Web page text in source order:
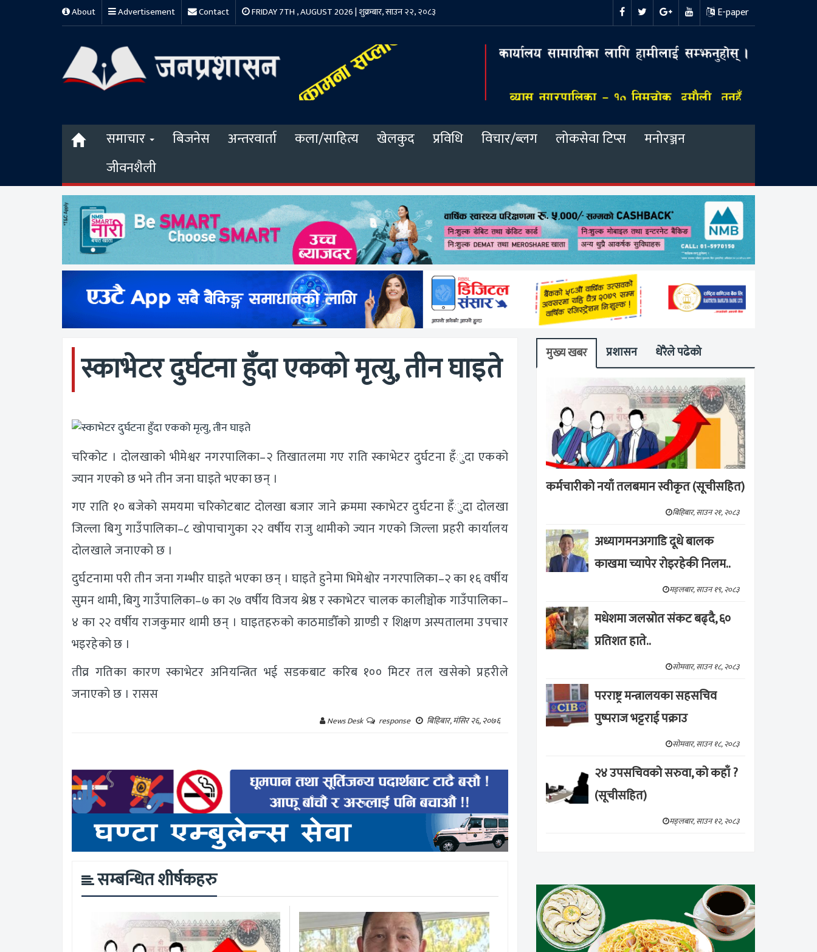
About Advertisement Contact FRIDAY 7TH , AUGUST 2026 | शुक्रबार, साउन २२, २०८३ E-paper
समाचार बिजनेस अन्तरवार्ता कला/साहित्य खेलकुद प्रविधि विचार/ब्लग लोकसेवा टिप्स
मनोरञ्जन
जीवनशैली
स्काभेटर दुर्घटना हुँदा एकको मृत्यु, तीन घाइते
चरिकोट । दोलखाको भीमेश्वर नगरपालिका–२ तिखातलमा गए राति स्काभेटर दुर्घटना हँुदा एकको
ज्यान गएको छ भने तीन जना घाइते भएका छन् ।
गए राति १० बजेको समयमा चरिकोटबाट दोलखा बजार जाने क्रममा स्काभेटर दुर्घटना हँुदा दोलखा
जिल्ला बिगु गाउँपालिका–८ खोपाचागुका २२ वर्षीय राजु थामीको ज्यान गएको जिल्ला प्रहरी कार्यालय
दोलखाले जनाएको छ ।
दुर्घटनामा परी तीन जना गम्भीर घाइते भएका छन् । घाइते हुनेमा भिमेश्वोर नगरपालिका–२ का १६ वर्षीय
सुमन थामी, बिगु गाउँपालिका–७ का २७ वर्षीय विजय श्रेष्ठ र स्काभेटर चालक कालीञ्चोक गाउँपालिका–
४ का २२ वर्षीय राजकुमार थामी छन् । घाइतहरुको काठमाडौँको ग्राण्डी र शिक्षण अस्पतालमा उपचार
भइरहेको छ ।
तीव्र गतिका कारण स्काभेटर अनियन्त्रित भई सडकबाट करिब १०० मिटर तल खसेको प्रहरीले
जनाएको छ । रासस
News Desk response बिहिबार, मंसिर २६, २०७६
सम्बन्धित शीर्षकहरु
मुख्य खबर प्रशासन धेरैले पढेको
कर्मचारीको नयाँ तलबमान स्वीकृत (सूचीसहित)
बिहिबार, साउन २१, २०८३
अध्यागमनअगाडि दूधे बालक
काखमा च्यापेर रोइरहेकी निलम..
मङ्लबार, साउन १९, २०८३
मधेशमा जलस्रोत संकट बढ्दै, ६०
प्रतिशत हाते..
सोमवार, साउन १८, २०८३
परराष्ट्र मन्त्रालयका सहसचिव
पुष्पराज भट्टराई पक्राउ
सोमवार, साउन १८, २०८३
२४ उपसचिवको सरुवा, को कहाँ ?
(सूचीसहित)
मङ्लबार, साउन १२, २०८३